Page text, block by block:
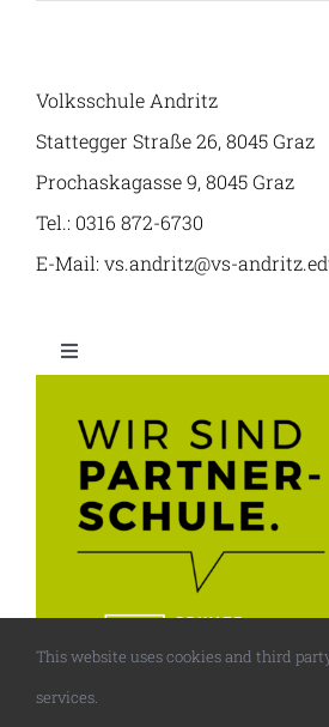
Volksschule Andritz
Stattegger Straße 26, 8045 Graz
Prochaskagasse 9, 8045 Graz
Tel.: 0316 872-6730
E-Mail: vs.andritz@vs-
Toggle
Datenschutzerklärung
Impressum
This website uses cookies and third
services.